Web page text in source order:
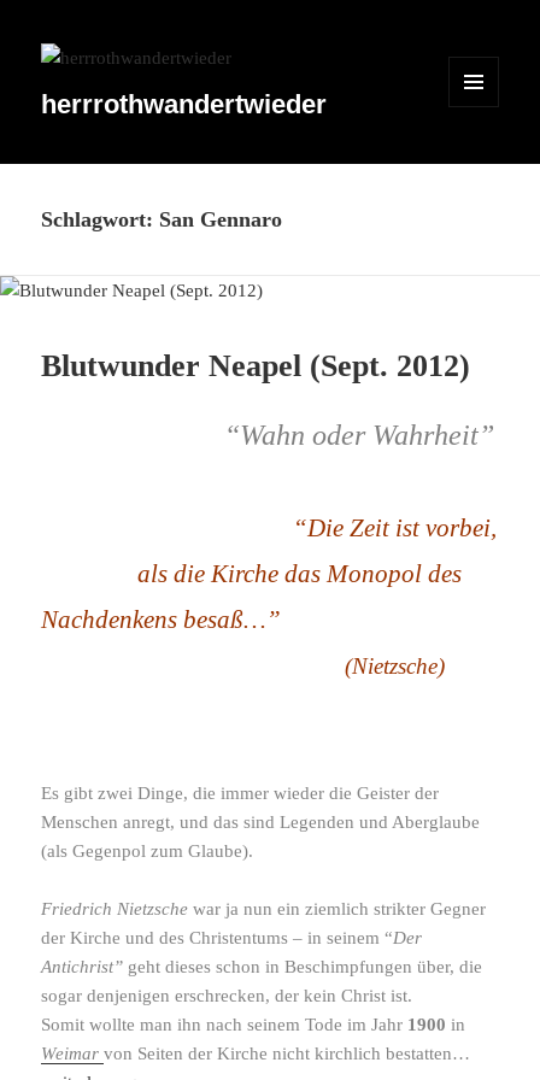
herrrothwandertwieder
Schlagwort: San Gennaro
Blutwunder Neapel (Sept. 2012)
“Wahn oder Wahrheit”
“Die Zeit ist vorbei,
als die Kirche das Monopol des
Nachdenkens besaß…”
(Nietzsche)
Es gibt zwei Dinge, die immer wieder die Geister der
Menschen anregt, und das sind Legenden und Aberglaube
(als Gegenpol zum Glaube).
Friedrich Nietzsche war ja nun ein ziem­lich strikter Gegner
der Kirche und des Christentums – in seinem “Der
Antichrist” geht dieses schon in Beschimpfungen über, die
sogar denje­nigen erschre­cken, der kein Christ ist.
Somit wollte man ihn nach seinem Tode im Jahr 1900 in
Weimarvon Seiten der Kirche nicht kirch­lich bestatten…